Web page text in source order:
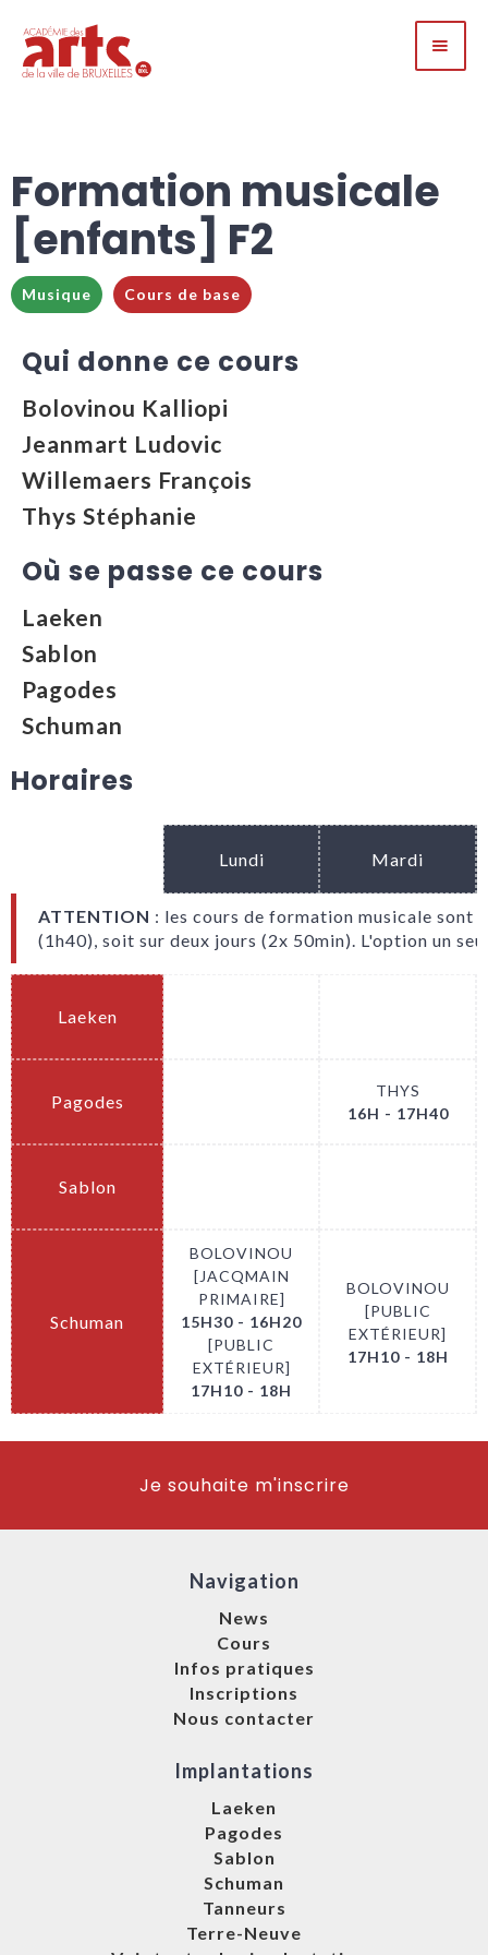
Formation musicale
[enfants] F2
Musique Cours de base
Qui donne ce cours
Bolovinou Kalliopi
Jeanmart Ludovic
Willemaers François
Thys Stéphanie
Où se passe ce cours
Laeken
Sablon
Pagodes
Schuman
Horaires
Lundi Mardi
ATTENTION : les cours de formation musicale sont
(1h40), soit sur deux jours (2x 50min). L'option un
Laeken
Pagodes
THYS
16H - 17H40
Sablon
Schuman
BOLOVINOU
[JACQMAIN
PRIMAIRE]
15H30 - 16H20
[PUBLIC
EXTÉRIEUR]
17H10 - 18H
BOLOVINOU
[PUBLIC
EXTÉRIEUR]
17H10 - 18H
Je souhaite m'inscrire
Navigation
News
Cours
Infos pratiques
Inscriptions
Nous contacter
Implantations
Laeken
Pagodes
Sablon
Schuman
Tanneurs
Terre-Neuve